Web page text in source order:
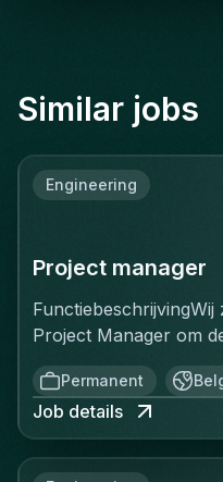
Similar jobs
Engineering
Project manager
Project Manager om
van een volledig
ventilatiekanalen te
verantwoordelijk voor
strategische project,
Permanent
Job details